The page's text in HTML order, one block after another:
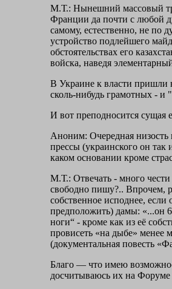
М.Т.: Нынешний массовый
Франции да почти с любой
самому, естественно, не по
устройство подлейшего
обстоятельствах его
войска, наведя
В Украине к власти пришли
сколь-нибудь грамотных - и
И вот преподносится
Аноним: Очередная низость
прессы (украинского он
каком основании кроме
М.Т.: Отвечать - много
свободно пишу?.. Впрочем,
собственное исподнее,
предположить) дамы: «...он 6
ноги“ - кроме как из её
провисеть «на дыбе» менее
(документальная повесть
Благо — что имею
досчитываюсь их на